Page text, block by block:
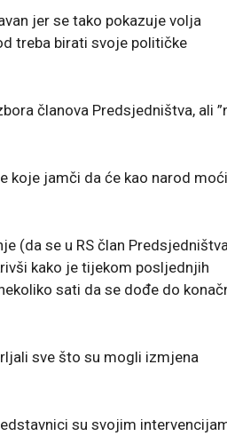
jer se tako pokazuje volja
treba birati svoje političke
članova Predsjedništva, ali
koje jamči da će kao narod moći
(da se u RS član Predsjedništva
kako je tijekom posljednjih
sati da se dođe do
sve što su mogli izmjena
su svojim